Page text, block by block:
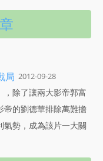
局 2012-09-28
，除了讓兩大影帝郭富
帝的劉德華排除萬難擔
氣勢，成為該片一大關